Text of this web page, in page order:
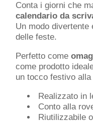
Conta i giorni che
calendario da
Un modo
delle feste.
Perfetto come
come prodotto
un tocco festivo
Realizzato in
Conto alla
Riutilizzabile